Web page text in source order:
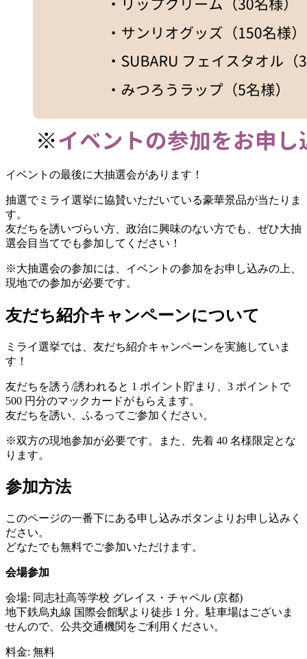
イベントの最後に大抽選会があります！
抽選でミライ選挙に協賛いただいている豪華景品が当たりま
す。
友だちを誘いづらい方、政治に興味のない方でも、ぜひ大抽
選会目当てでも参加してください！
※大抽選会の参加には、イベントの参加をお申し込みの上、
現地での参加が必要です。
友だち紹介キャンペーンについて
ミライ選挙では、友だち紹介キャンペーンを実施していま
す！
友だちを誘う/誘われると 1 ポイント貯まり、3 ポイントで
500 円分のマックカードがもらえます。
友だちを誘い、ふるってご参加ください。
※双方の現地参加が必要です。また、先着 40 名様限定とな
ります。
参加方法
このページの一番下にある申し込みボタンよりお申し込みく
ださい。
どなたでも無料でご参加いただけます。
会場参加
会場: 同志社高等学校 グレイス・チャペル (京都)
地下鉄烏丸線 国際会館駅より徒歩 1 分。駐車場はございま
せんので、公共交通機関をご利用ください。
料金: 無料